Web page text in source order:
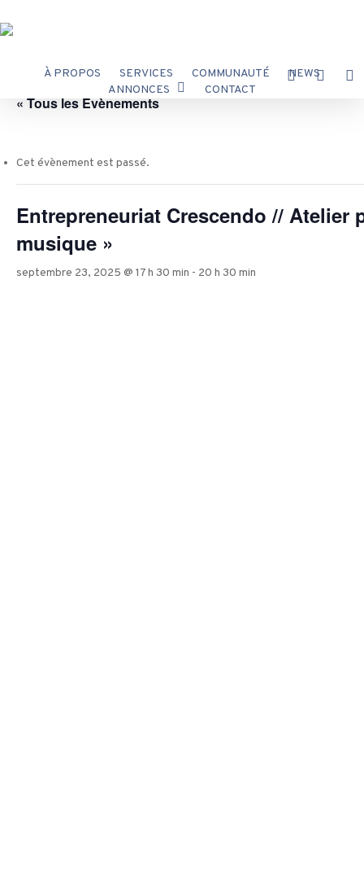
to
À PROPOS SERVICES COMMUNAUTÉ
NEWS
ANNONCES
CONTACT
FACEBOOK
« Tous les Évènements
Cet évènement est passé.
Entrepreneuriat Crescendo //
musique »
septembre 23, 2025 @ 17 h 30 min - 20 h 30 min